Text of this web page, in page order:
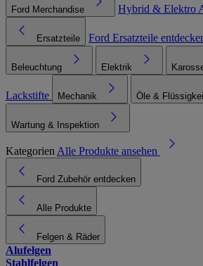
Ford Merchandise Hybrid & Elektro
Ersatzteile Ford Ersatzteile
Beleuchtung Elektrik
Lackstifte Mechanik Öle &
Wartung & Inspektion
Kategorien Alle Produkte ansehen
Ford Zubehör entdecken
Alle Produkte
Felgen & Räder
Alufelgen
Stahlfelgen